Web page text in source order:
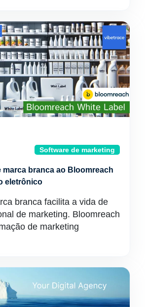
Software de marketing
marca branca ao Bloomreach
eletrônico
branca facilita a vida de
de marketing. Bloomreach
de marketing